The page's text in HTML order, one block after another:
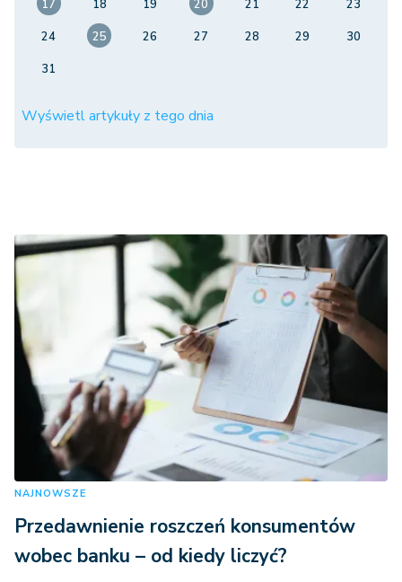
17
18 19 20 21 22
23
24
25 26 27 28 29
30
31
Wyświetl artykuły z tego dnia
NAJNOWSZE
Przedawnienie roszczeń konsumentów
wobec banku – od kiedy liczyć?